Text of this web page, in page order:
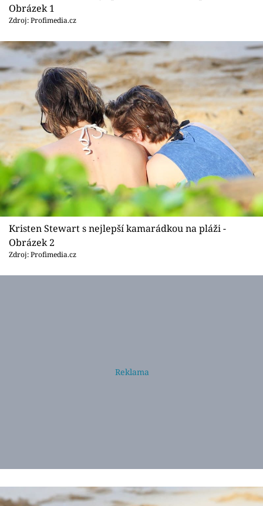
Sledujte prima+
Přihlášení
Sledujte nás
Obrázek 1
Zdroj: Profimedia.cz
Kristen Stewart s nejlepší kamarádkou na pláži -
Obrázek 2
Zdroj: Profimedia.cz